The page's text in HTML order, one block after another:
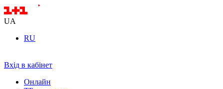
UA
RU
Вхід в кабінет
Онлайн